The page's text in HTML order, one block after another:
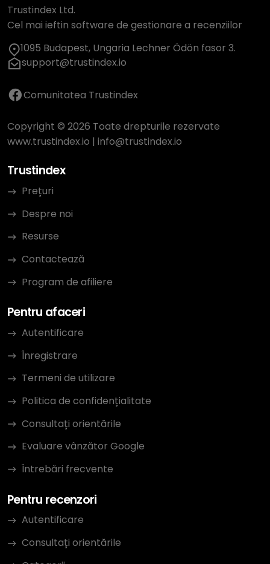
Trustindex Ltd.
Cel mai ieftin software de gestionare a recenziilor
1095 Budapest, Ungaria Lechner Ödön fasor 3.
support@trustindex.io
Comunitatea Trustindex
Copyright © 2026 Toate drepturile rezervate
www.trustindex.io | info@trustindex.io
Trustindex
Prețuri
Despre noi
Resurse
Contactează
Program de afiliere
Pentru afaceri
Autentificare
Înregistrare
Termeni de utilizare
Politica de confidențialitate
Consultați orientările
Evaluare vânzător Google
Întrebări frecvente
Pentru recenzori
Autentificare
Consultați orientările